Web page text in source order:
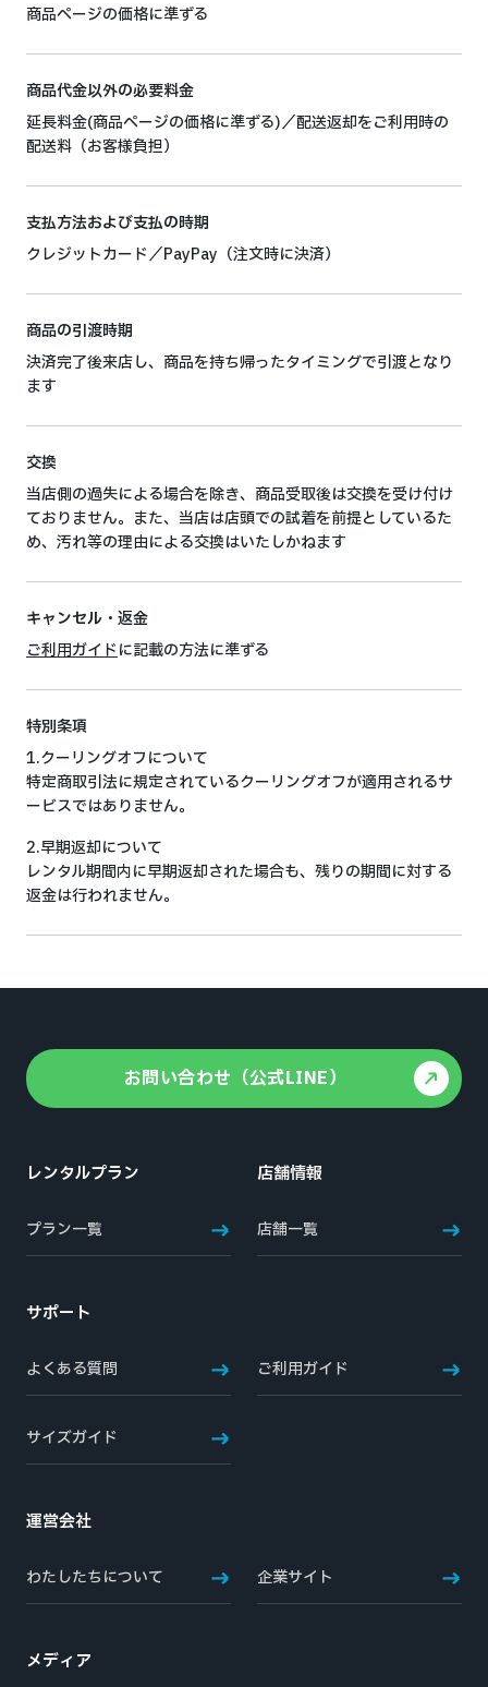
商品ページの価格に準ずる
商品代金以外の必要料金
延長料金(商品ページの価格に準ずる)／配送返却をご利用時の
配送料（お客様負担）
支払方法および支払の時期
クレジットカード／PayPay（注文時に決済）
商品の引渡時期
決済完了後来店し、商品を持ち帰ったタイミングで引渡となり
ます
交換
当店側の過失による場合を除き、商品受取後は交換を受け付け
ておりません。また、当店は店頭での試着を前提としているた
め、汚れ等の理由による交換はいたしかねます
キャンセル・返金
ご利用ガイドに記載の方法に準ずる
特別条項
1.クーリングオフについて
特定商取引法に規定されているクーリングオフが適用されるサ
ービスではありません。
2.早期返却について
レンタル期間内に早期返却された場合も、残りの期間に対する
返金は行われません。
お問い合わせ（公式LINE）
レンタルプラン 店舗情報
プラン一覧 店舗一覧
サポート
よくある質問 ご利用ガイド
サイズガイド
運営会社
わたしたちについて 企業サイト
メディア